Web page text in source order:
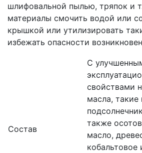
шлифовальной пылью, тряпок и
материалы смочить водой или
крышкой или утилизировать
избежать опасности
Состав
С
свойствами
масла, такие
также
масло,
кобальтовое